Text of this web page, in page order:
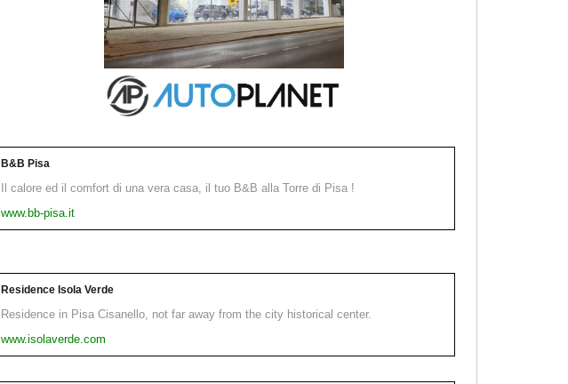
B&B Pisa
Il calore ed il comfort di una vera casa, il tuo B&B alla Torre di Pisa !
www.bb-pisa.it
Residence Isola Verde
Residence in Pisa Cisanello, not far away from the city historical center.
www.isolaverde.com